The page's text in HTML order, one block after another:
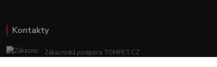
Kontakty
Zákaznická podpora TOMPET.CZ